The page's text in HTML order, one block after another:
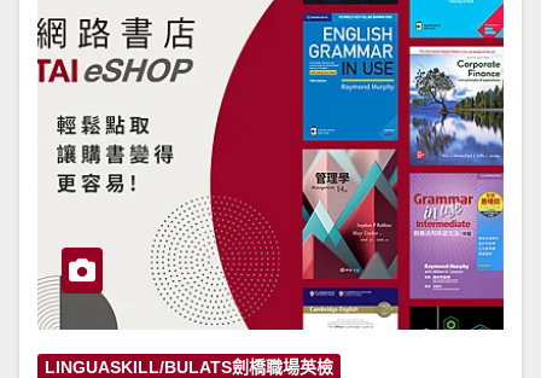
LINGUASKILL/BULATS劍橋職場英檢